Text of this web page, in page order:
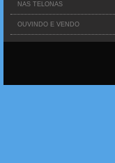
NAS TELONAS
OUVINDO E VENDO